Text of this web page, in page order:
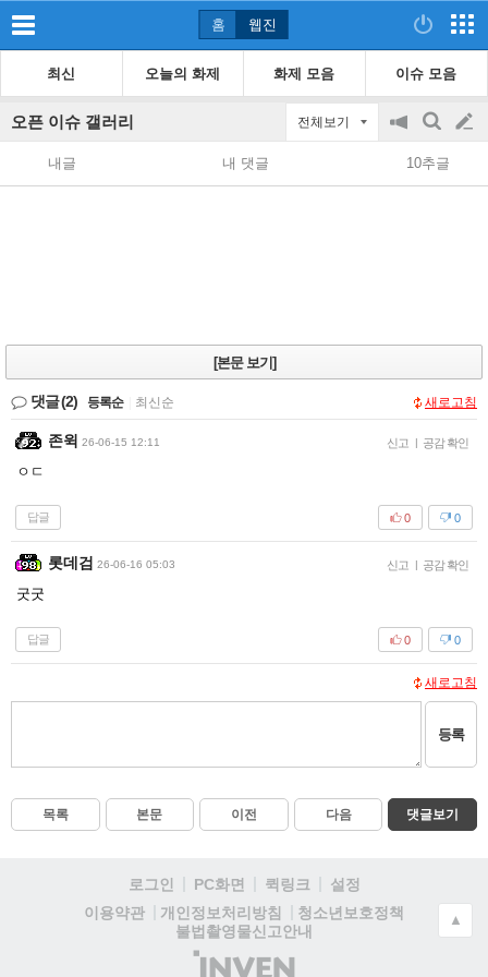
홈 웹진
최신 오늘의 화제 화제 모음 이슈 모음
오픈 이슈 갤러리 전체보기
공
지
on/off
검
색
글
쓰
내글 내 댓글 10추글
[본문 보기]
댓글(2) 등록순 최신순 새로고침
존윅 26-06-15 12:11 신고 | 공감 확인
ㅇㄷ
답글 0
0
롯데검 26-06-16 05:03 신고 | 공감 확인
굿굿
답글 0
0
새로고침
등록
목록 본문 이전 다음 댓글보기
로그인 PC화면 퀵링크
설정
이용약관
개인정보처리방침
청소년보호정책
불법촬영물신고안내
(주)
▲